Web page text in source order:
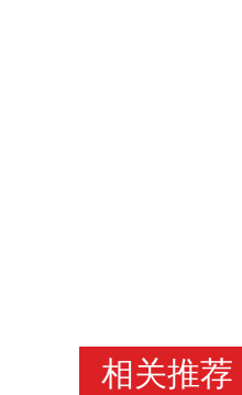
相关推荐